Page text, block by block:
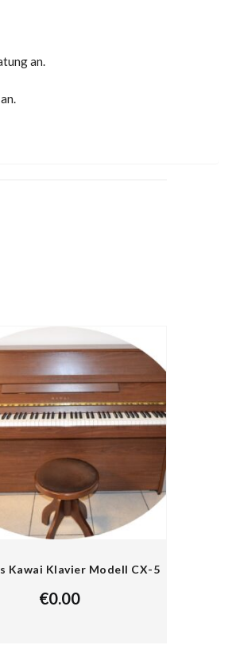
an.
Kawai Klavier Modell CX-5
€0.00